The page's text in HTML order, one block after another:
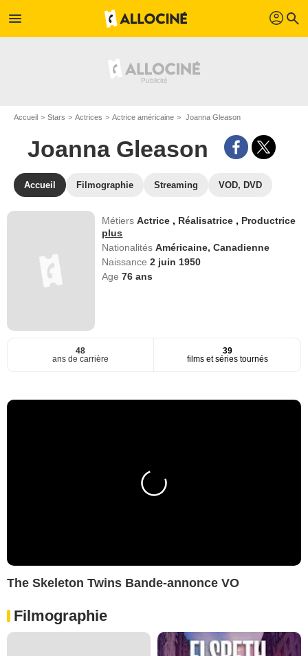
menu profil search
Accueil Stars Actrices Actrice américaine Joanna Gleason
Joanna Gleason
Accueil Filmographie Streaming VOD, DVD
MétiersActrice , Réalisatrice , Productrice
plus
NationalitésAméricaine, Canadienne
Naissance2 juin 1950
Age76 ans
48
ans de carrière
39
films et séries tournés
The Skeleton Twins Bande-annonce VO
Filmographie